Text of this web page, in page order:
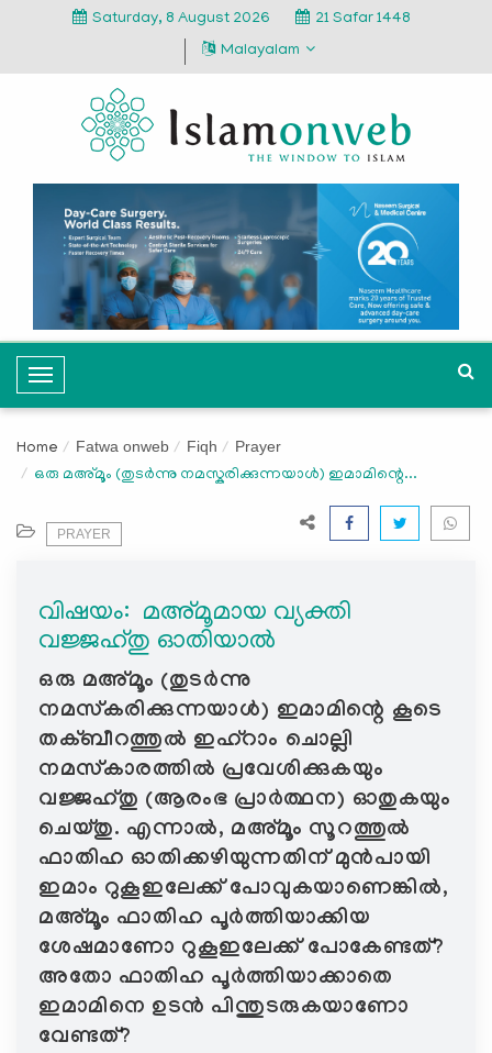
Saturday, 8 August 2026
21 Safar 1448
Malayalam
T
o
g
l
i
g
a
i
o
n
Home Fatwa onweb Fiqh Prayer
ഒരു മഅ്മൂം (തുടർന്നു നമസ്കരിക്കുന്നയാൾ) ഇമാമിന്റെ...
PRAYER
വിഷയം: ‍ മഅ്മൂമായ വ്യക്തി
വജ്ജഹ്തു ഓതിയാൽ
ഒരു മഅ്മൂം (തുടർന്നു
നമസ്കരിക്കുന്നയാൾ) ഇമാമിന്റെ കൂടെ
തക്ബീറത്തുൽ ഇഹ്‌റാം ചൊല്ലി
നമസ്കാരത്തിൽ പ്രവേശിക്കുകയും
വജ്ജഹ്തു (ആരംഭ പ്രാർത്ഥന) ഓതുകയും
ചെയ്തു. എന്നാൽ, മഅ്മൂം സൂറത്തുൽ
ഫാതിഹ ഓതിക്കഴിയുന്നതിന് മുൻപായി
ഇമാം റുകൂഇലേക്ക് പോവുകയാണെങ്കിൽ,
മഅ്മൂം ഫാതിഹ പൂർത്തിയാക്കിയ
ശേഷമാണോ റുകൂഇലേക്ക് പോകേണ്ടത്?
അതോ ഫാതിഹ പൂർത്തിയാക്കാതെ
ഇമാമിനെ ഉടൻ പിന്തുടരുകയാണോ
വേണ്ടത്?